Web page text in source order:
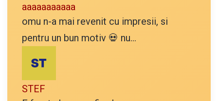
aaaaaaaaaaa
omu n-a mai revenit cu impresii, si
pentru un bun motiv 💀 nu...
STEF